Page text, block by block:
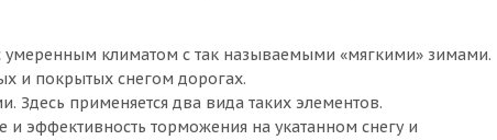
умеренным климатом с так называемыми «мягкими» зимами.
и покрытых снегом дорогах.
Здесь применяется два вида таких элементов.
эффективность торможения на укатанном снегу и